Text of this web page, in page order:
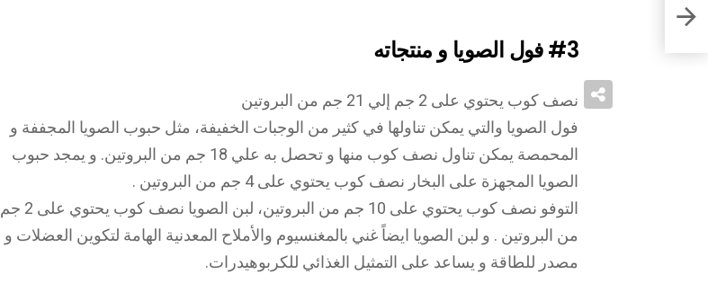
#3فول الصويا و منتجاته
نصف كوب يحتوي على 2 جم إلي 21 جم من البروتين
فول الصويا والتي يمكن تناولها في كثير من الوجبات الخفيفة، مثل حبوب الصويا المجففة و
المحمصة يمكن تناول نصف كوب منها و تحصل به علي 18 جم من البروتين. و يمجد حبوب
الصويا المجهزة على البخار نصف كوب يحتوي على 4 جم من البروتين .
التوفو نصف كوب يحتوي على 10 جم من البروتين، لبن الصويا نصف كوب يحتوي على 2 جم
من البروتين . و لبن الصويا ايضاً غني بالمغنسيوم والأملاح المعدنية الهامة لتكوين العضلات و
مصدر للطاقة و يساعد على التمثيل الغذائي للكربوهيدرات.